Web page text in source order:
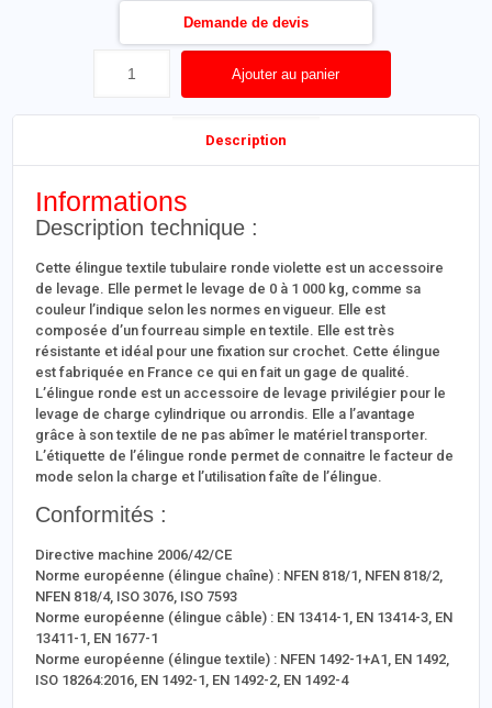
Ajouter au panier
Demande de devis
Description
Informations
Description technique :
Cette élingue textile tubulaire ronde violette est un accessoire
de levage. Elle permet le levage de 0 à 1 000 kg, comme sa
couleur l’indique selon les normes en vigueur. Elle est
composée d’un fourreau simple en textile. Elle est très
résistante et idéal pour une fixation sur crochet. Cette élingue
est fabriquée en France ce qui en fait un gage de qualité.
L’élingue ronde est un accessoire de levage privilégier pour le
levage de charge cylindrique ou arrondis. Elle a l’avantage
grâce à son textile de ne pas abîmer le matériel transporter.
L’étiquette de l’élingue ronde permet de connaitre le facteur de
mode selon la charge et l’utilisation faîte de l’élingue.
Conformités :
Directive machine 2006/42/CE
Norme européenne (élingue chaîne) : NFEN 818/1, NFEN 818/2,
NFEN 818/4, ISO 3076, ISO 7593
Norme européenne (élingue câble) : EN 13414-1, EN 13414-3, EN
13411-1, EN 1677-1
Norme européenne (élingue textile) : NFEN 1492-1+A1, EN 1492,
ISO 18264:2016, EN 1492-1, EN 1492-2, EN 1492-4